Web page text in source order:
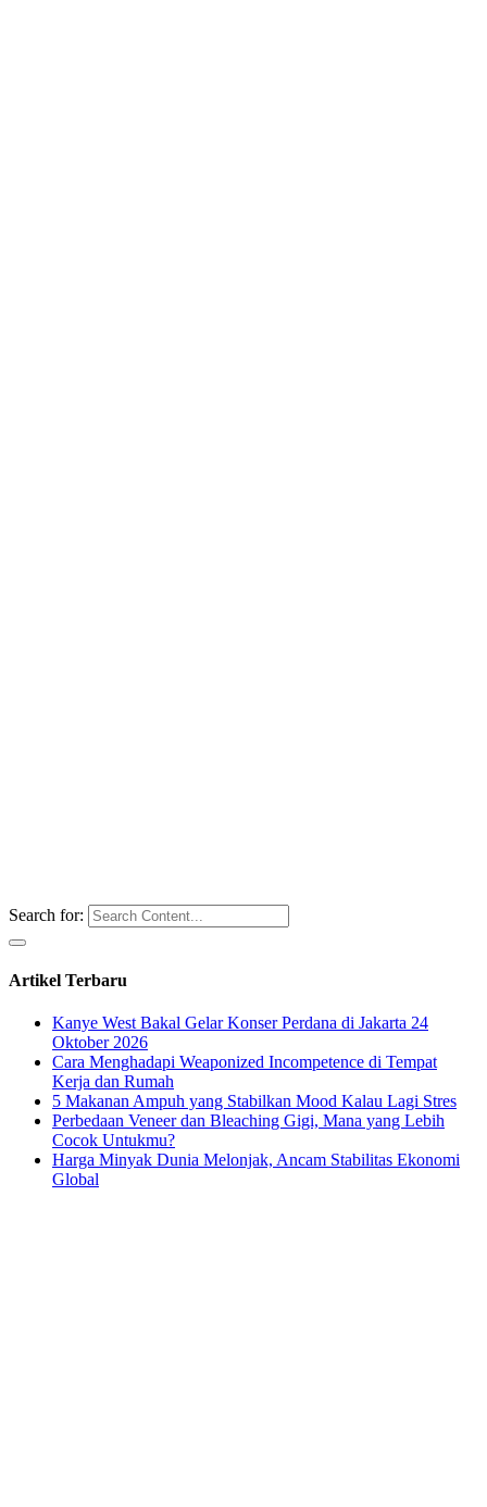
Search for:
Artikel Terbaru
Kanye West Bakal Gelar Konser Perdana di Jakarta 24
Oktober 2026
Cara Menghadapi Weaponized Incompetence di Tempat
Kerja dan Rumah
5 Makanan Ampuh yang Stabilkan Mood Kalau Lagi Stres
Perbedaan Veneer dan Bleaching Gigi, Mana yang Lebih
Cocok Untukmu?
Harga Minyak Dunia Melonjak, Ancam Stabilitas Ekonomi
Global